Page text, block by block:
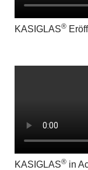
KASIGLAS®
KASIGLAS® in